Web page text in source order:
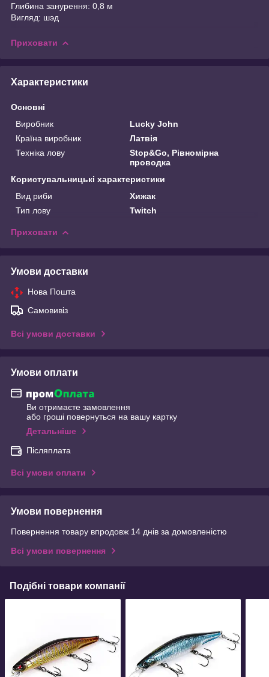
Глибина занурення: 0,8 м
Вигляд: шэд
Приховати
Характеристики
Основні
Виробник
Lucky John
Країна виробник
Латвія
Техніка лову
Stop&Go, Рівномірна
проводка
Користувальницькі характеристики
Вид риби
Хижак
Тип лову
Twitch
Приховати
Умови доставки
Нова Пошта
Самовивіз
Всі умови доставки
Умови оплати
Ви отримаєте замовлення
або гроші повернуться на вашу картку
Детальніше
Післяплата
Всі умови оплати
Умови повернення
Повернення товару впродовж 14 днів за домовленістю
Всі умови повернення
Подібні товари компанії